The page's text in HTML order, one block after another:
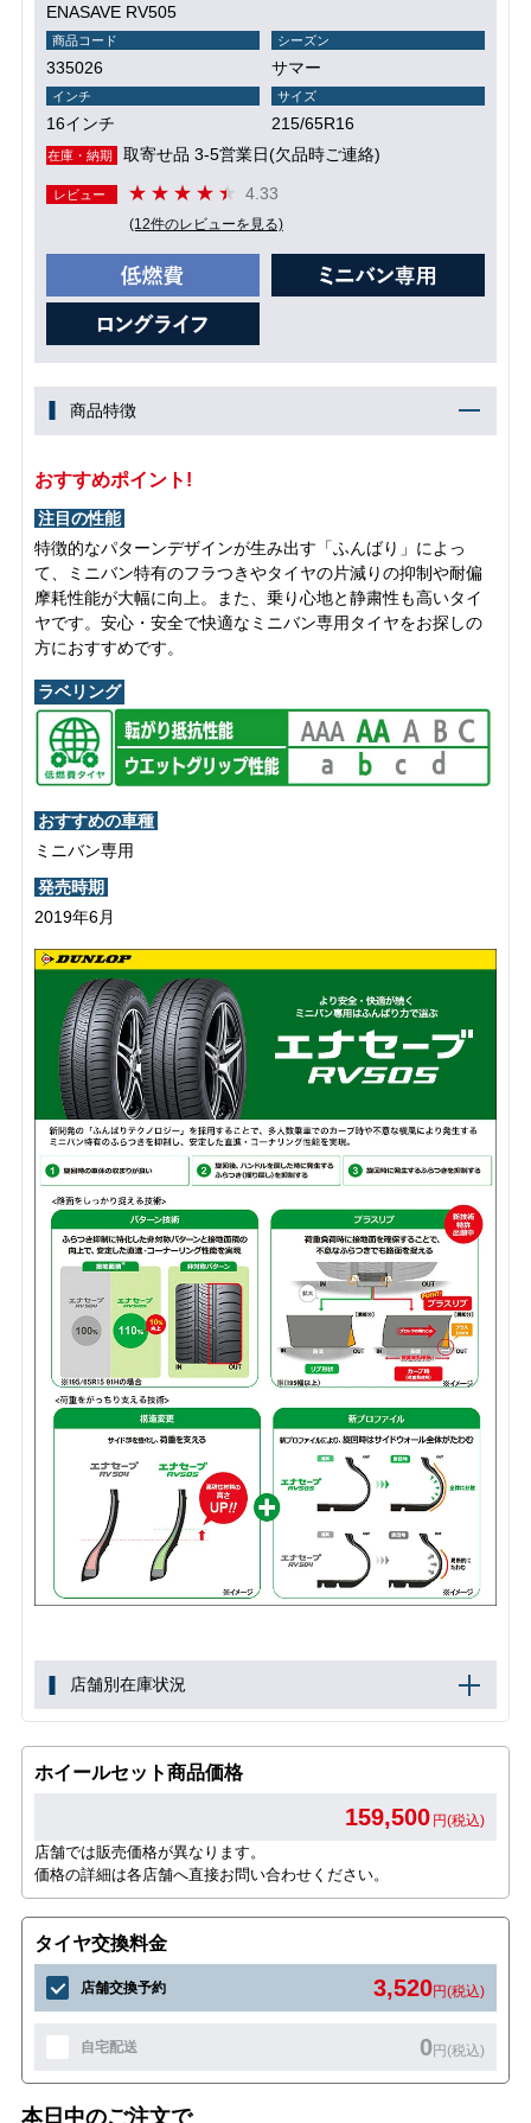
ENASAVE RV505
商品コード
335026
シーズン
サマー
インチ
16インチ
サイズ
215/65R16
在庫・納期 取寄せ品 3-5営業日(欠品時ご連絡)
レビュー 4.33
(12件のレビューを見る)
商品特徴
おすすめポイント!
注目の性能
特徴的なパターンデザインが生み出す「ふんばり」によっ
て、ミニバン特有のフラつきやタイヤの片減りの抑制や耐偏
摩耗性能が大幅に向上。また、乗り心地と静粛性も高いタイ
ヤです。安心・安全で快適なミニバン専用タイヤをお探しの
方におすすめです。
ラベリング
おすすめの車種
ミニバン専用
発売時期
2019年6月
店舗別在庫状況
ホイールセット商品価格
159,500 円(税込)
店舗では販売価格が異なります。
価格の詳細は各店舗へ直接お問い合わせください。
タイヤ交換料金
店舗交換予約 3,520円(税込)
自宅配送 0円(税込)
本日中のご注文で